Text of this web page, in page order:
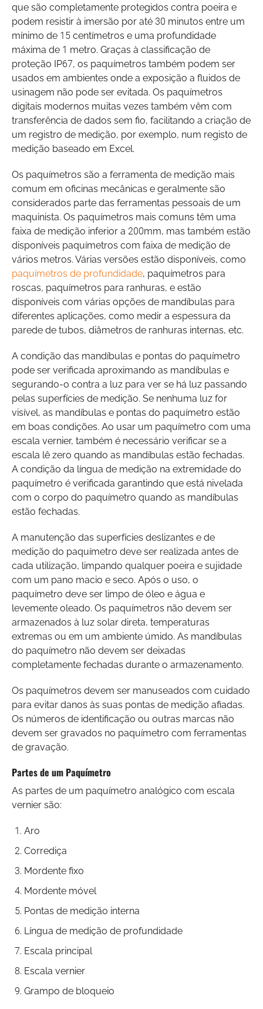
que são completamente protegidos contra poeira e
podem resistir à imersão por até 30 minutos entre um
mínimo de 15 centímetros e uma profundidade
máxima de 1 metro. Graças à classificação de
proteção IP67, os paquímetros também podem ser
usados em ambientes onde a exposição a fluidos de
usinagem não pode ser evitada. Os paquímetros
digitais modernos muitas vezes também vêm com
transferência de dados sem fio, facilitando a criação de
um registro de medição, por exemplo, num registo de
medição baseado em Excel.
Os paquímetros são a ferramenta de medição mais
comum em oficinas mecânicas e geralmente são
considerados parte das ferramentas pessoais de um
maquinista. Os paquímetros mais comuns têm uma
faixa de medição inferior a 200mm, mas também estão
disponíveis paquímetros com faixa de medição de
vários metros. Várias versões estão disponíveis, como
paquímetros de profundidade, paquímetros para
roscas, paquímetros para ranhuras, e estão
disponíveis com várias opções de mandíbulas para
diferentes aplicações, como medir a espessura da
parede de tubos, diâmetros de ranhuras internas, etc.
A condição das mandíbulas e pontas do paquímetro
pode ser verificada aproximando as mandíbulas e
segurando-o contra a luz para ver se há luz passando
pelas superfícies de medição. Se nenhuma luz for
visível, as mandíbulas e pontas do paquímetro estão
em boas condições. Ao usar um paquímetro com uma
escala vernier, também é necessário verificar se a
escala lê zero quando as mandíbulas estão fechadas.
A condição da língua de medição na extremidade do
paquímetro é verificada garantindo que está nivelada
com o corpo do paquímetro quando as mandíbulas
estão fechadas.
A manutenção das superfícies deslizantes e de
medição do paquímetro deve ser realizada antes de
cada utilização, limpando qualquer poeira e sujidade
com um pano macio e seco. Após o uso, o
paquímetro deve ser limpo de óleo e água e
levemente oleado. Os paquímetros não devem ser
armazenados à luz solar direta, temperaturas
extremas ou em um ambiente úmido. As mandíbulas
do paquímetro não devem ser deixadas
completamente fechadas durante o armazenamento.
Os paquímetros devem ser manuseados com cuidado
para evitar danos às suas pontas de medição afiadas.
Os números de identificação ou outras marcas não
devem ser gravados no paquímetro com ferramentas
de gravação.
Partes de um Paquímetro
As partes de um paquímetro analógico com escala
vernier são:
Aro
Corrediça
Mordente fixo
Mordente móvel
Pontas de medição interna
Língua de medição de profundidade
Escala principal
Escala vernier
Grampo de bloqueio